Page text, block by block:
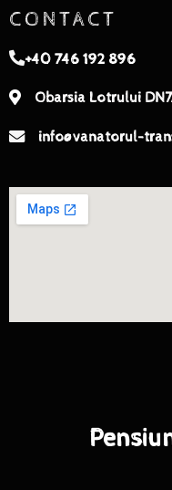
CONTACT
+40 746 192 896
Obarsia Lotrului
info@vanatorul-